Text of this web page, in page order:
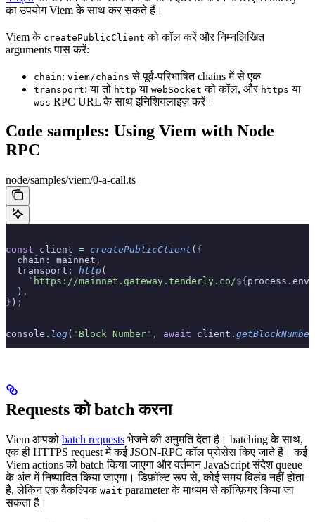
का उपयोग Viem के साथ कर सकते हैं।
Viem के createPublicClient को कॉल करें और निम्नलिखित
arguments पास करें:
chain: viem/chains से पूर्व-परिभाषित chains में से एक
transport: या तो http या webSocket को कॉल, और https या
wss RPC URL के साथ इनिशियलाइज़ करें।
Code samples: Using Viem with Node
RPC
node/samples/viem/0-a-call.ts
const client = createPublicClient ( {
  chain
: mainnet ,
  transport
: http (
    `https://mainnet.gateway.tenderly.co/
${ process . env
  )
,
} ) ;
console . log( "Block Number" , await client . getBlockNumber
Requests को batch करना
Viem आपको batch requests भेजने की अनुमति देता है। batching के साथ,
एक ही HTTPS request में कई JSON-RPC कॉल प्रोसेस किए जाते हैं। कई
Viem actions को batch किया जाएगा और वर्तमान JavaScript संदेश queue
के अंत में निष्पादित किया जाएगा। डिफ़ॉल्ट रूप से, कोई समय विलंब नहीं होता
है, लेकिन एक वैकल्पिक wait parameter के माध्यम से कॉन्फ़िगर किया जा
सकता है।